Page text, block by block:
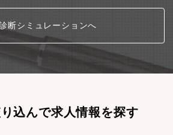
断シミュレーションへ
込んで求人情報を探す